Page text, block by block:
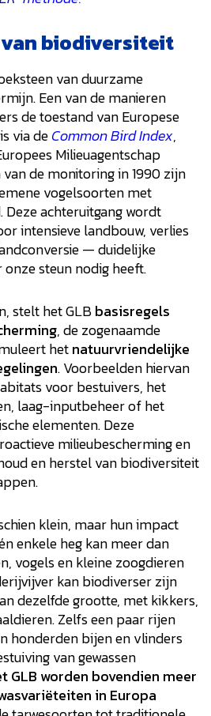
biodiversiteit
van duurzame
Een van de manieren
de toestand van Europese
via deCommon Bird Index,
Milieuagentschap
van de monitoring in 1990 zijn
vogelsoorten met
Deze achteruitgang wordt
intensieve landbouw, verlies
— duidelijke
steun nodig heeft.
stelt het GLBbasisregels
, de zogenaamde
hetnatuurvriendelijke
. Voorbeelden hiervan
voor bestuivers, het
laag-inputbeheer of het
elementen. Deze
milieubescherming en
en herstel van biodiversiteit
klein, maar hun impact
enkele heg kan meer dan
vogels en kleine zoogdieren
kan biodiverser zijn
dezelfde grootte, met kikkers,
Zelfs een paar rijen
honderden bijen en vlinders
van gewassen
GLB worden bovendien meer
in Europa